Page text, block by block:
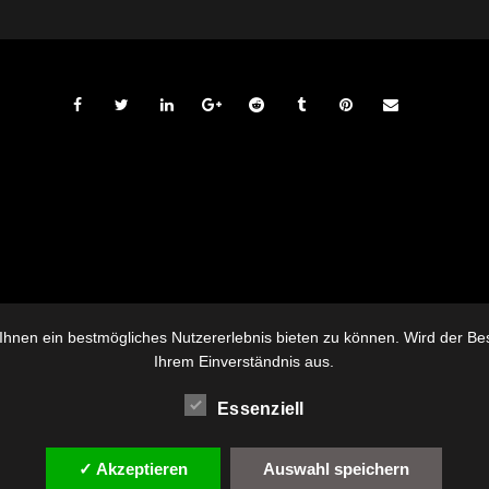
ein bestmögliches Nutzererlebnis bieten zu können. Wird der
Ihrem Einverständnis aus.
Essenziell
✓ Akzeptieren Auswahl speichern